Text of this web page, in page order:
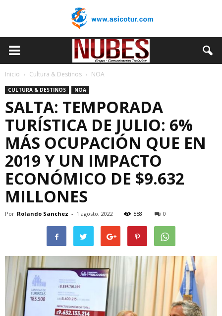
Inicio Cultura & Destinos NOA
CULTURA & DESTINOS NOA
SALTA: TEMPORADA
TURÍSTICA DE JULIO: 6%
MÁS OCUPACIÓN QUE EN
2019 Y UN IMPACTO
ECONÓMICO DE $9.632
MILLONES
Por Rolando Sanchez - 1 agosto, 2022 558 0